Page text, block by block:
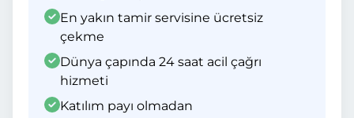
En yakın tamir servisine ücretsiz
çekme
Dünya çapında 24 saat acil çağrı
hizmeti
Katılım payı olmadan